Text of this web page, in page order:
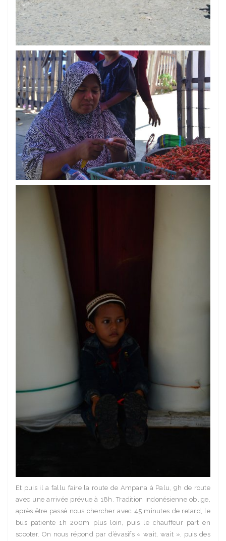
Et puis il a fallu faire la route de Ampana à Palu, 9h de route
avec une arrivée prévue à 18h. Tradition indonésienne oblige,
après être passé nous chercher avec 45 minutes de retard, le
bus patiente 1h 200m plus loin, puis le chauffeur part en
scooter. On nous répond par d’évasifs « wait, wait », puis des